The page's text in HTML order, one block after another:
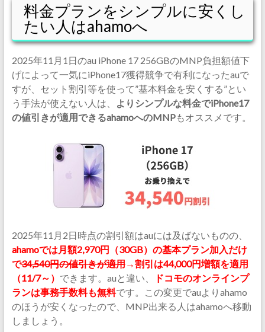
料金プランをシンプルに安くし
たい人はahamoへ
2025年11月1日のau iPhone 17 256GBのMNP負担額値下
げによって一気にiPhone17獲得競争で有利になったauで
すが、セット割引等を使って”基本料金を安くする”とい
う手法が使えない人は、
よりシンプルな料金でiPhone17
の値引きが適用できるahamoへのMNPもオススメです。
2025年11月2日時点の割引額はauには及ばないものの、
ahamoでは月額2,970円（30GB）の基本プラン加入だけ
で34,540円の値引きが適用→割引は44,000円増額を適用
（11/7～） できます。auと違い、
ドコモのオンラインプ
ランは事務手数料も無料です。この変更でauよりahamo
のほうが安くなったので、MNP出来る人はahamoへ移動
しましょう。